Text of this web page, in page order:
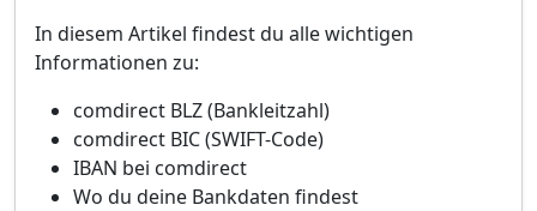
In diesem Artikel findest du alle wichtigen
Informationen zu:
comdirect BLZ (Bankleitzahl)
comdirect BIC (SWIFT-Code)
IBAN bei comdirect
Wo du deine Bankdaten findest